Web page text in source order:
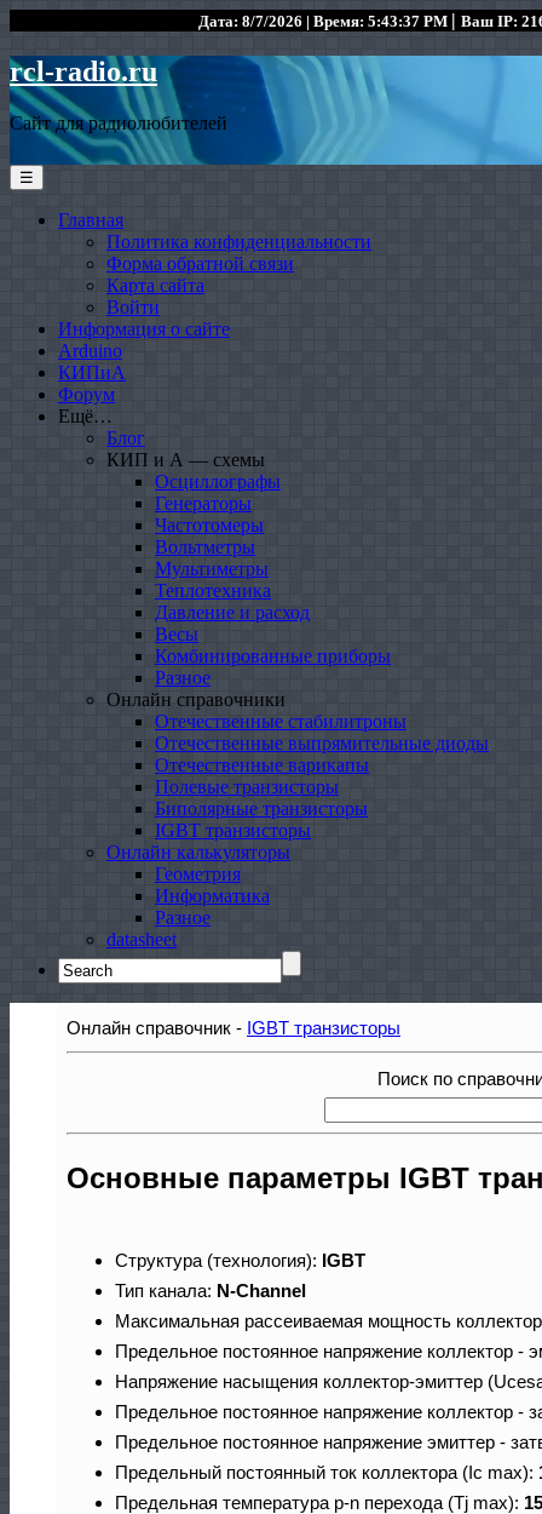
Дата: 8/7/2026 | Время: 5:43:37 PM | Ваш IP:
rcl-radio.ru
Сайт для радиолюбителей
☰
Главная
Политика конфиденциальности
Форма обратной связи
Карта сайта
Войти
Информация о сайте
Arduino
КИПиА
Форум
Ещё…
Блог
КИП и А — схемы
Осциллографы
Генераторы
Частотомеры
Вольтметры
Мультиметры
Теплотехника
Давление и расход
Весы
Комбинированные приборы
Разное
Онлайн справочники
Отечественные стабилитроны
Отечественные выпрямительные диоды
Отечественные варикапы
Полевые транзисторы
Биполярные транзисторы
IGBT транзисторы
Онлайн калькуляторы
Геометрия
Информатика
Разное
datasheet
Search
for:
Онлайн справочник - IGBT транзисторы
Поиск по
Основные параметры IGBT
Структура (технология): IGBT
Тип канала: N-Channel
Максимальная рассеиваемая мощность
Предельное постоянное напряжение коллектор -
Напряжение насыщения коллектор-эмиттер
Предельное постоянное напряжение коллектор -
Предельное постоянное напряжение эмиттер -
Предельный постоянный ток коллектора (Ic max):
Предельная температура p-n перехода (Tj max):